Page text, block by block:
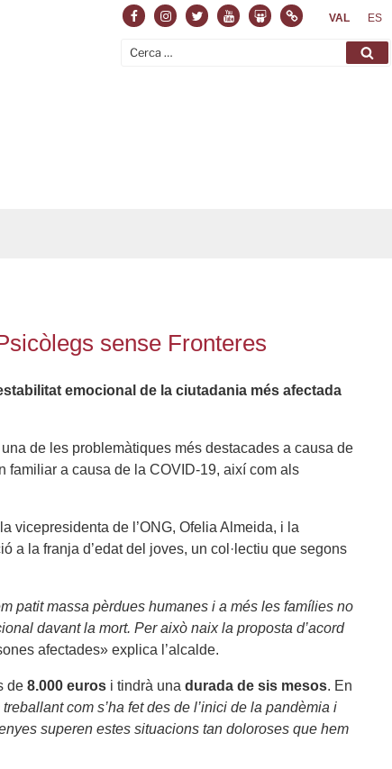
FacebookInstagram
TwitterYoutubeSlideshare
NormasVAL ES
Cerca:
sense Fronteres
emocional de la ciutadania més afectada
de les problemàtiques més destacades a causa de
familiar a causa de la COVID-19, així com als
vicepresidenta de l’ONG, Ofelia Almeida, i la
a la franja d’edat del joves, un col·lectiu que segons
patit massa pèrdues humanes i a més les famílies no
davant la mort. Per això naix la proposta d’acord
afectades» explica l’alcalde.
de8.000 eurosi tindrà una durada de sis mesos. En
com s’ha fet des de l’inici de la pandèmia i
superen estes situacions tan doloroses que hem